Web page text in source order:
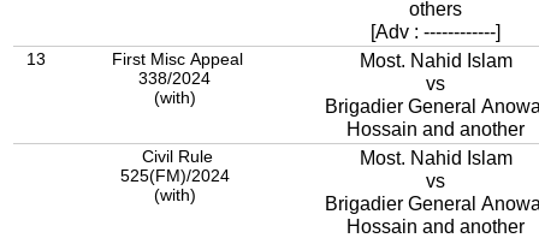
others
[Adv : ------------]
13
First Misc Appeal
338/2024
(with)
Most. Nahid Islam
vs
Brigadier General
Hossain and another
Civil Rule
525(FM)/2024
(with)
Most. Nahid Islam
vs
Brigadier General
Hossain and another